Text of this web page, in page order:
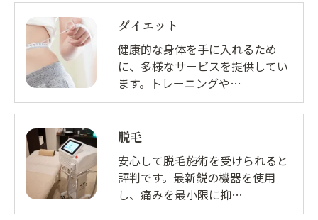
ダイエット
健康的な身体を手に入れるため
に、多様なサービスを提供してい
ます。トレーニングや…
脱毛
安心して脱毛施術を受けられると
評判です。最新鋭の機器を使用
し、痛みを最小限に抑…